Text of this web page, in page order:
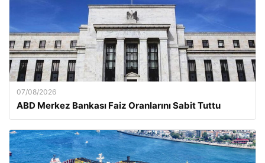
07/08/2026
ABD Merkez Bankası Faiz Oranlarını Sabit Tuttu